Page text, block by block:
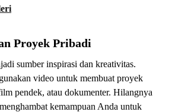
Proyek Pribadi
sumber inspirasi dan kreativitas.
video untuk membuat proyek
pendek, atau dokumenter. Hilangnya
kemampuan Anda untuk